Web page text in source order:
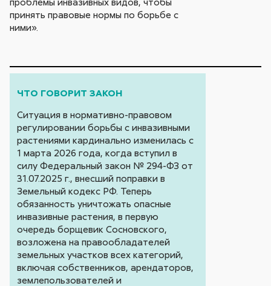
принять правовые нормы по борьбе с
ними».
ЧТО ГОВОРИТ ЗАКОН
Ситуация в нормативно-правовом
регулировании борьбы с инвазивными
растениями кардинально изменилась с
1 марта 2026 года, когда вступил в
силу Федеральный закон № 294-ФЗ от
31.07.2025 г., внесший поправки в
Земельный кодекс РФ. Теперь
обязанность уничтожать опасные
инвазивные растения, в первую
очередь борщевик Сосновского,
возложена на правообладателей
земельных участков всех категорий,
включая собственников, арендаторов,
землепользователей и